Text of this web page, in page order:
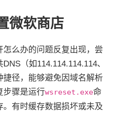
微软商店
怎么办的问题反复出现，尝
（如114.114.114.114、
捷径，能够避免因域名解析
步骤是运行wsreset.exe命
有时缓存数据损坏或未及